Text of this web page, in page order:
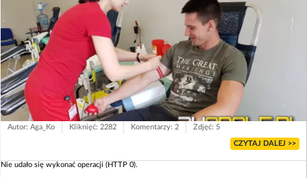
Autor: Aga_Ko Kliknięć: 2282 Komentarzy: 2 Zdjęć: 5
CZYTAJ DALEJ >>
Nie udało się wykonać operacji (HTTP 0).